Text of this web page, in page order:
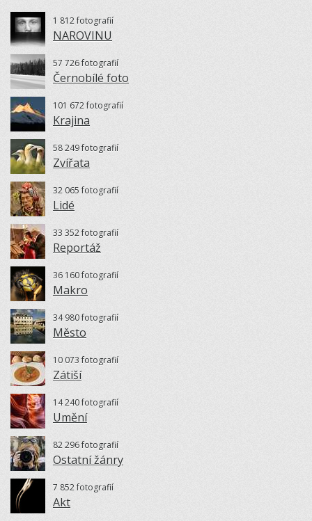
1 812 fotografií
NAROVINU
57 726 fotografií
Černobílé foto
101 672 fotografií
Krajina
58 249 fotografií
Zvířata
32 065 fotografií
Lidé
33 352 fotografií
Reportáž
36 160 fotografií
Makro
34 980 fotografií
Město
10 073 fotografií
Zátiší
14 240 fotografií
Umění
82 296 fotografií
Ostatní žánry
7 852 fotografií
Akt